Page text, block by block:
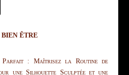
BIEN ÊTRE
Parfait : Maîtrisez la Routine de
une Silhouette Sculptée et une